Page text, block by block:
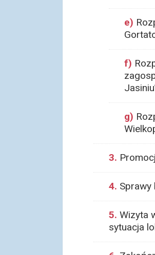
e)
f)
g)
3.
4. Sprawy
5. Wizyta
sytuacja